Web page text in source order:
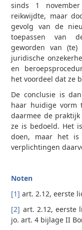
sinds 1
reikwijdte, maar
gevolg van de
toepassen van
geworden van (te)
juridische
en
het voordeel dat ze
De conclusie is
haar huidige vorm
daarmee de
ze is bedoeld. Het
doen, maar het is
verplichtingen
Noten
[1] art. 2.12, eerste
[2] art. 2.12, eerste
jo. art. 4 bijlage II